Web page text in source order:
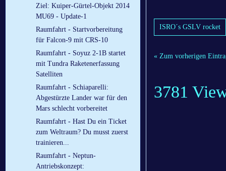
Ziel: Kuiper-Gürtel-Objekt 2014
MU69 - Update-1
Raumfahrt - Startvorbereitung
für Falcon-9 mit CRS-10
Raumfahrt - Soyuz 2-1B startet
mit Tundra Raketenerfassung
Satelliten
Raumfahrt - Schiaparelli:
Abgestürzte Lander war für den
Mars schlecht vorbereitet
Raumfahrt - Hast Du ein Ticket
zum Weltraum? Du musst zuerst
trainieren...
Raumfahrt - Neptun-
Antriebskonzept:
ISRO´s GSLV rocket
« Zum vorherigen
3781